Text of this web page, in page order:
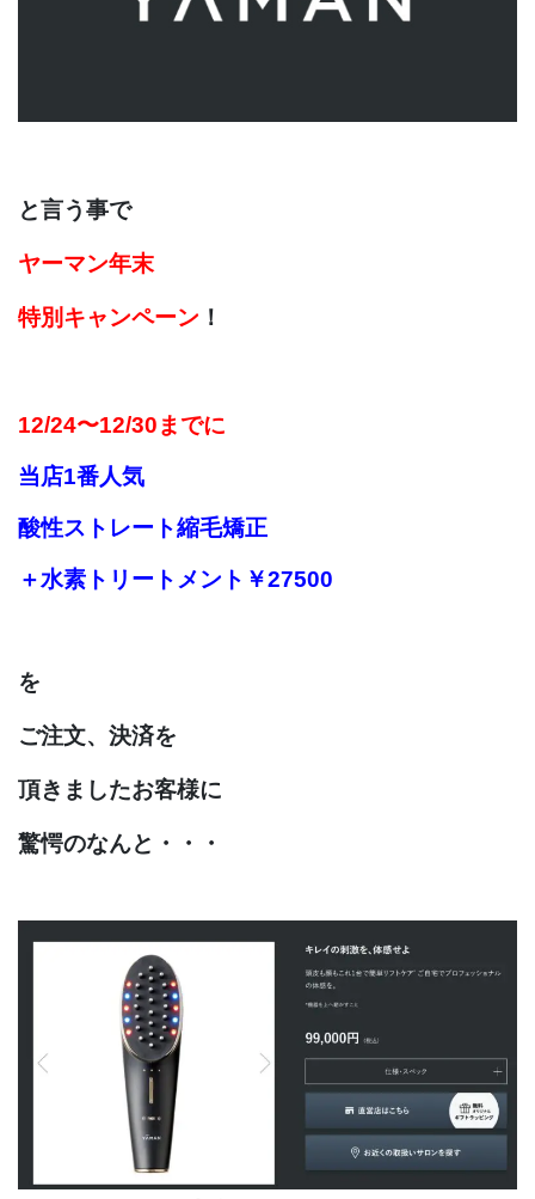
と言う事で
ヤーマン年末
特別キャンペーン ！
12/24〜12/30までに
当店1番人気
酸性ストレート縮毛矯正
＋水素トリートメント ￥27500
を
ご注文、決済を
頂きましたお客様に
驚愕のなんと・・・